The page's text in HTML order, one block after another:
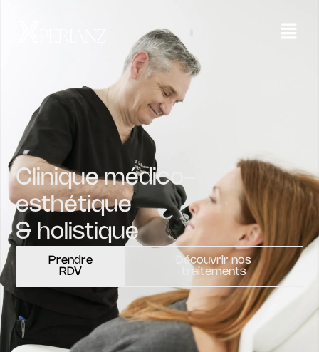
Clinique médico-
esthétique
& holistique
Prendre
RDV
Découvrir nos
traitements